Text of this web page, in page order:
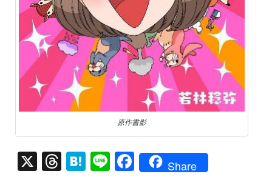
原作書影
X
T
H
Li
F
Share